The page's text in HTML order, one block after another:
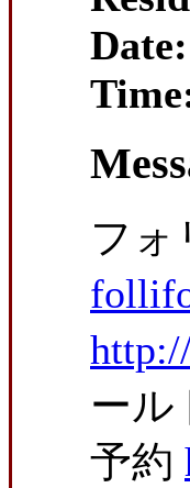
Date:
フォ
ール
予約